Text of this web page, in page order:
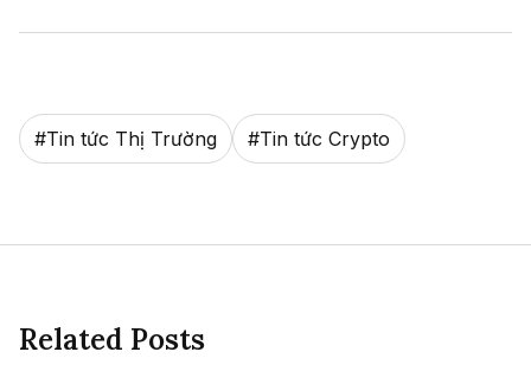
#Tin tức Thị Trường #Tin tức Crypto
Related Posts